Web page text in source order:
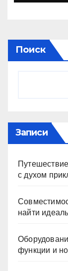
Поиск
Записи
с духом
найти
функции и